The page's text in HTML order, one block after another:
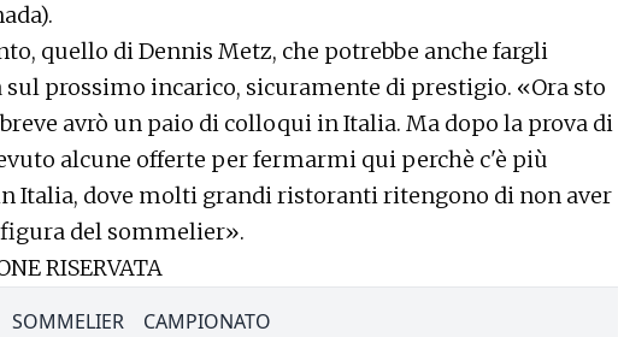
quello di Dennis Metz, che potrebbe anche fargli
sul prossimo incarico, sicuramente di prestigio. «Ora sto
avrò un paio di colloqui in Italia. Ma dopo la prova di
alcune offerte per fermarmi qui perchè c'è più
Italia, dove molti grandi ristoranti ritengono di non aver
del sommelier».
RISERVATA
SOMMELIER CAMPIONATO